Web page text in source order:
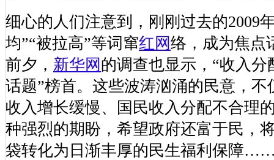
细心的人们注意到，刚刚过去的2009
均”“被拉高”等词窜红网络，成为焦点
前夕， 新华网的调查也显示，“收入分
话题”榜首。这些波涛汹涌的民意，
收入增长缓慢、国民收入分配不合理
种强烈的期盼，希望政府还富于民，
袋转化为日渐丰厚的民生福利保障